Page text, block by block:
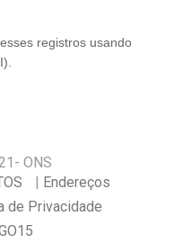
registros usando
).
- ONS
Endereços
de Privacidade